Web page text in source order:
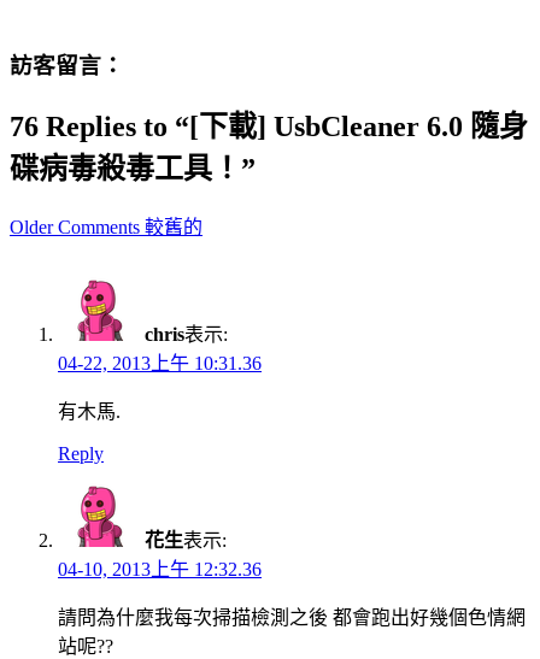
訪客留言：
76 Replies to “[下載] UsbCleaner 6.0 隨身
碟病毒殺毒工具！”
Comment
Older Comments 較舊的
chris表示:
04-22, 2013上午 10:31.36
有木馬.
Reply
花生表示:
04-10, 2013上午 12:32.36
請問為什麼我每次掃描檢測之後 都會跑出好幾個色情網
站呢??